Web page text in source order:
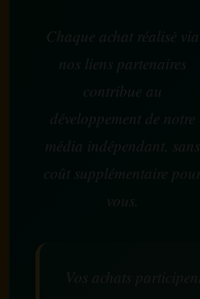
Chaque achat réalisé via
nos liens partenaires
contribue au
développement de notre
média indépendant, sans
coût supplémentaire pour
vous.